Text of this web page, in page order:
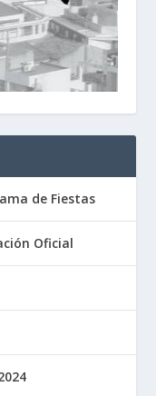
de Fiestas
Oficial